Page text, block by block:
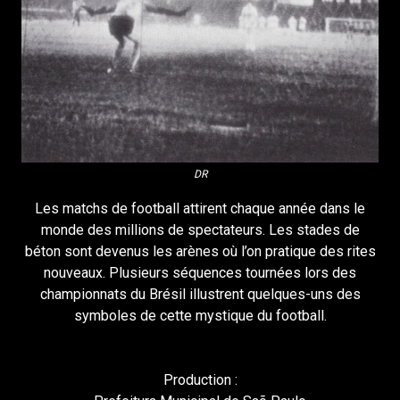
DR
Les matchs de football attirent chaque année dans le
monde des millions de spectateurs. Les stades de
béton sont devenus les arènes où l’on pratique des rites
nouveaux. Plusieurs séquences tournées lors des
championnats du Brésil illustrent quelques-uns des
symboles de cette mystique du football.
Production :